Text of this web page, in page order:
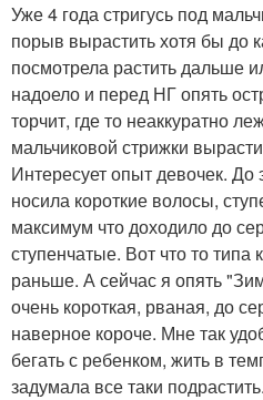
Уже 4 года стригусь под
порыв вырастить хотя бы до
посмотрела растить дальше
надоело и перед НГ опять
торчит, где то неаккуратно
мальчиковой стрижки
Интересует опыт девочек. До
носила короткие волосы,
максимум что доходило до
ступенчатые. Вот что то
раньше. А сейчас я опять
очень короткая, рваная, до
наверное короче. Мне так
бегать с ребенком, жить в
задумала все таки подрастить.